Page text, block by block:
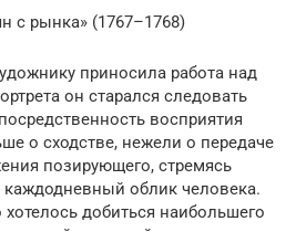
с рынка» (1767–1768)
приносила работа над
он старался следовать
восприятия
о сходстве, нежели о передаче
позирующего, стремясь
облик человека.
добиться наибольшего